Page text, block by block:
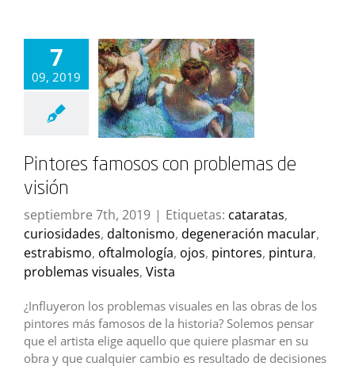
7
09, 2019
Pintores famosos con problemas de
visión
septiembre 7th, 2019 | Etiquetas: cataratas,
curiosidades, daltonismo, degeneración macular,
estrabismo, oftalmología, ojos, pintores, pintura,
problemas visuales, Vista
¿Influyeron los problemas visuales en las obras de los
pintores más famosos de la historia? Solemos pensar
que el artista elige aquello que quiere plasmar en su
obra y que cualquier cambio es resultado de decisiones